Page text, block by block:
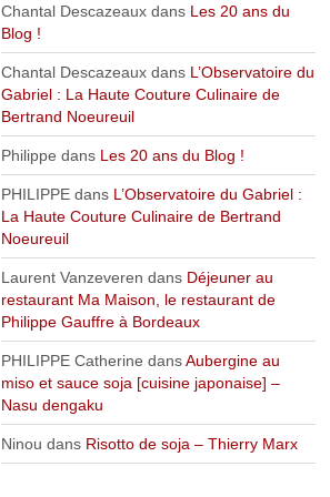
Chantal Descazeauxdans Les 20 ans du
Blog !
Chantal Descazeauxdans L’Observatoire du
Gabriel : La Haute Couture Culinaire de
Bertrand Noeureuil
Philippe dans Les 20 ans du Blog !
PHILIPPEdans L’Observatoire du Gabriel :
La Haute Couture Culinaire de Bertrand
Noeureuil
Laurent Vanzeveren dans Déjeuner au
restaurant Ma Maison, le restaurant de
Philippe Gauffre à Bordeaux
PHILIPPE Catherine dansAubergine au
miso et sauce soja [cuisine japonaise] –
Nasu dengaku
Ninou dans Risotto de soja – Thierry Marx